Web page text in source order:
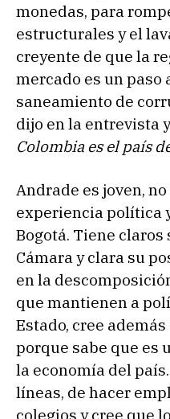
monedas, para
estructurales y el
creyente de que la
mercado es un paso
saneamiento de
dijo en la entrevista
Colombia es el país
Andrade es joven,
experiencia política
Bogotá. Tiene
Cámara y clara su
en la
que mantienen a
Estado, cree
porque sabe que es
la economía del
líneas, de hacer
colegios y cree que